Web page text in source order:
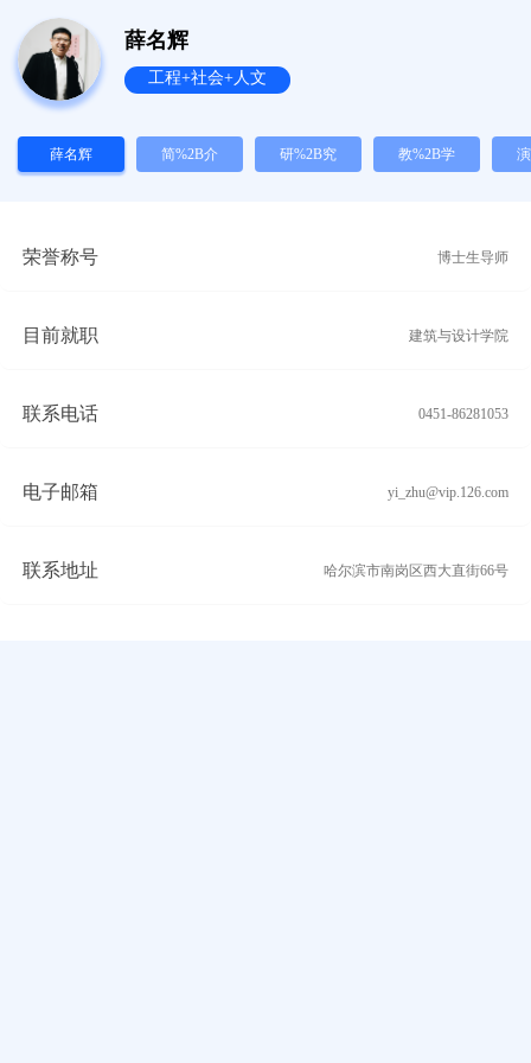
薛名辉
工程+社会+人文
薛名辉 简%2B介 研%2B究 教%2B学
荣誉称号 博士生导师
目前就职 建筑与设计学院
联系电话 0451-86281053
电子邮箱 yi_zhu@vip.126.com
联系地址 哈尔滨市南岗区西大直街66号